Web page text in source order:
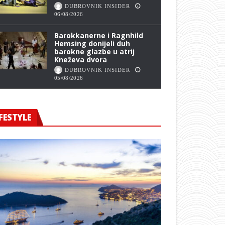
DUBROVNIK INSIDER
06/08/2026
Barokkanerne i Ragnhild
Hemsing donijeli duh
barokne glazbe u atrij
Kneževa dvora
DUBROVNIK INSIDER
05/08/2026